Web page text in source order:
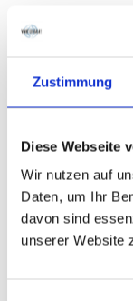
Zustimmung
Diese Webseite
Wir nutzen auf
Daten, um Ihr
davon sind
unserer Website
Chinesisch HSK 3
Der Kurs orientiert
vorgeschriebenen
10 Termine auf